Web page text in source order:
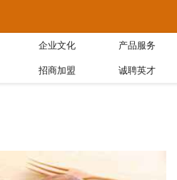
企业文化 产品服务
招商加盟 诚聘英才